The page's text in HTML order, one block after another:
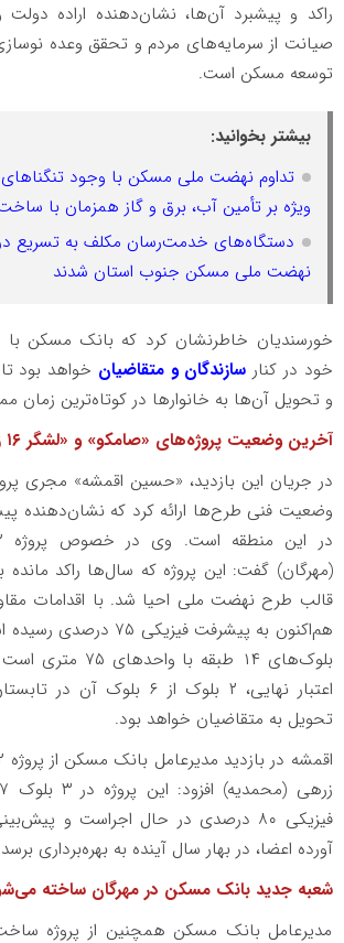
راکد و پیشبرد آن‌ها، نشان‌دهنده اراده
صیانت از سرمایه‌های مردم و تحقق وعده
توسعه مسکن است.
بیشتر بخوانید:
تداوم نهضت ملی مسکن با وجود تنگناهای
ویژه بر تأمین آب، برق و گاز همزمان با
دستگاه‌های خدمت‌رسان مکلف به تسریع
نهضت ملی مسکن جنوب استان شدند
خورسندیان خاطرنشان کرد که بانک مسکن
خود در کنار سازندگان و متقاضیان خواهد بود
و تحویل آن‌ها به خانوارها در کوتاه‌ترین
آخرین وضعیت پروژه‌های «صامکو» و «لشگر ۱۶ زرهی»
در جریان این بازدید، «حسین اقمشه» مجری
وضعیت فنی طرح‌ها ارائه کرد که نشان‌دهنده
قالب طرح نهضت ملی احیا شد. با اقدامات
هم‌اکنون به پیشرفت
بلوک‌های ۱۴ طبقه
اعتبار نهایی، ۲ بلوک از ۶
تحویل به متقاضیان خواهد بود.
فیزیکی ۸۰ درصدی در حال اجراست و
آورده اعضا، در بهار سال آینده به بهره‌برداری
شعبه جدید بانک مسکن در مهرگان ساخته
مدیرعامل بانک مسکن همچنین از پروژه